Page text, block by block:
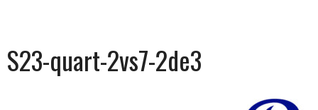
S23-quart-2vs7-2de3